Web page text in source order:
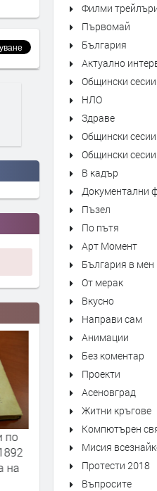
по
на
Оставиха в ареста
мъже, обвинени в
спасител. Роднините им
окупираха съда
Филми
Първомай
България
Актуално
Общински
НЛО
Здраве
Общински
Общински
В кадър
Документални
Пъзел
По пътя
Арт Момент
България в мен
От мерак
Вкусно
Направи сам
Анимации
Без коментар
Проекти
Асеновград
Житни кръгове
Компютърен
Мисия
Протести 2018
Въпросите